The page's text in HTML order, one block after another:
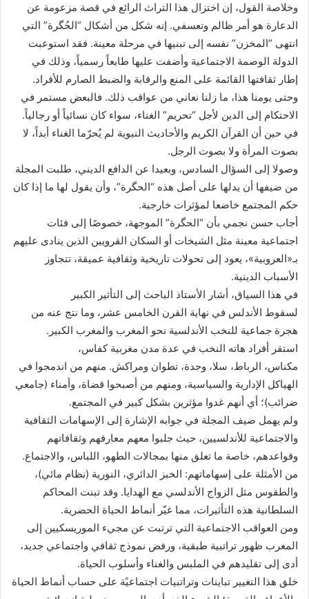
وخلاصة القول، إن اختزال هذا التراث الرائع في قصة مزعومة عن
الدعارة هو أمر ظالم وتعسفي. إنه شكل من أشكال “الحُگرة” التي
انتهى “المخزن” نفسه إلى تبنيها في مرحلة معينة. فقد استوعبت
الدولة الوصمة الاجتماعية وأضفت عليها طابعاً رسمياً، وذلك في
إطار ثقافتها القائمة على المنع والرقابة والضبط الصارم للأفراد.
وحتى يومنا هذا، ما زلنا نعاني من عواقب ذلك. فالبعض مستمر في
الاحتكام إلى الدين لأجل “تحريم” الغناء، سواء كان نسائياً أو رجالياً.
في حين أن القرآن الكريم والأحاديث النبوية لم يُحرّما الغناء أبداً، لا
بصوت المرأة ولا بصوت الرجل.
وصولا إلى السؤال السادس، وبعيدا عن الدافع الديني، طلبت المجلة
من ضيفها أن يدلها على أصل هذه “الحگرة”، وأن يقول لها ما إذا كان
حكم المجتمع خاضعا لمؤثرات خارجية.
أجاب حسن نجمي بأن “الحگرة” الموجهة، خصوصًا إلى فئات
اجتماعية معينة مثل الشيخات أو السكان القرويين الذين ينادى عليهم
بـ«العروبية»، يعود إلى تحولات تاريخية وثقافية عميقة، تتجاوز
الأسباب الدينية.
في هذا السياق، أشار الأستاذ الباحث إلى التأثير الكبير
لسقوط الأندلس في نهاية القرن الخامس عشر، وما نتج عنه من
هجرة جماعية للنخب الأندلسية نحو المغرب والمغرب الكبير.
استقر أفراد هاته النخب في عدة مدن مغربية كفاس،
مكناس، الرباط، سلا، وجدة، تطوان ومراكش. منهم من اندمجوا في
الهياكل الإدارية والسياسية، ومنهم من أصبحوا قضاة، وأمناء (جامعي
ضرائب)؛ أي أنهم غدوا مؤثرين بشكل كبير في المجتمع.
ولم يهمل ضيف المجلة في جوابه الإشارة إلى الإسهامات الثقافية
والاجتماعية للأندلسيين، حيث جلبوا معهم معارفهم وثقافاتهم
وقواعدهم، خاصة ما تعلق منها بمجالات الطهو، اللباس، والاجتماع.
من الأمثلة على إسهاماتهم: الخبز الدائري، النورية (نظام مائي)،
والطقوس مثل الزواج الأندلسي مع الهدايا. وقد تبنت المحاكم
السلطانية هذه التأثيرات، مما غيّر أنماط الحياة الحضرية.
ومن العواقب الاجتماعية التي ترتبت عن مجيء الموريسكيين إلى
المغرب ظهور تراتبية طبقية، ورفض نموذج ثقافي واجتماعي جديد،
أدى إلى تقليدهم في الملبس والغناء وأسلوب الحياة.
خلق هذا التغيير تباينات وتراتبيات اجتماعيًة على حساب أنماط الحياة